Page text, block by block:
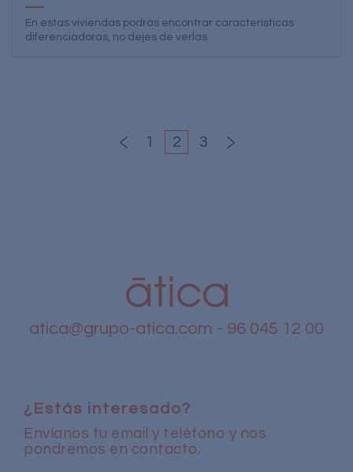
En estas viviendas podrás encontrar características
diferenciadoras, no dejes de verlas
1 2 3
atica@grupo-atica.com - 96 045 12 00
¿Estás interesado?
Envíanos tu email y teléfono y nos
pondremos en contacto.